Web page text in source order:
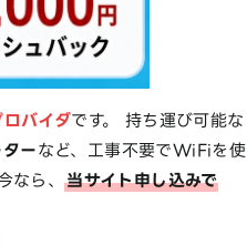
バイダです。 持ち運び可能な
ーなど、工事不要でWiFiを使
なら、当サイト申し込みで